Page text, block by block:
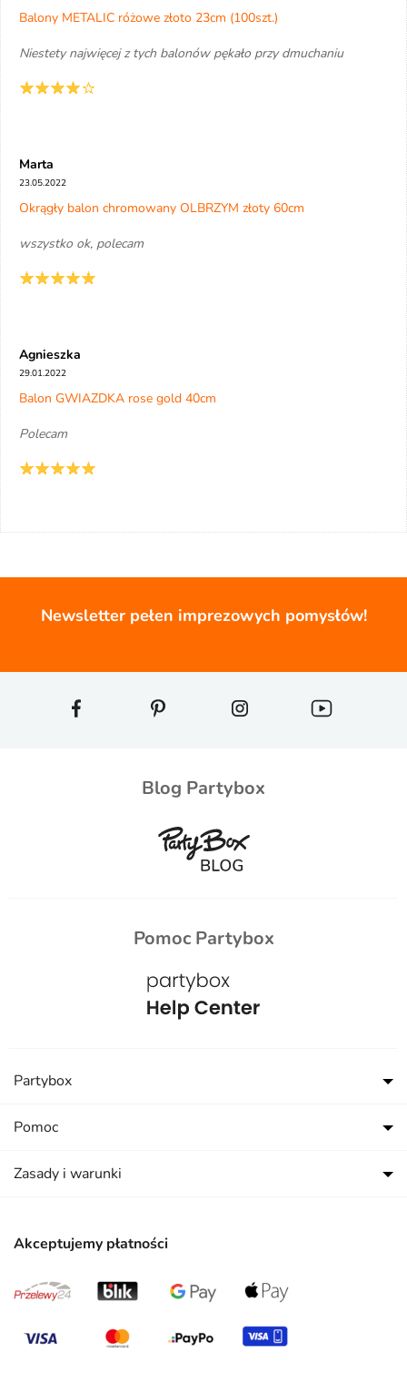
Balony METALIC różowe złoto 23cm (100szt.)
Niestety najwięcej z tych balonów pękało przy dmuchaniu
Marta
23.05.2022
Okrągły balon chromowany OLBRZYM złoty 60cm
wszystko ok, polecam
Agnieszka
29.01.2022
Balon GWIAZDKA rose gold 40cm
Polecam
Newsletter pełen imprezowych pomysłów!
Blog Partybox
Pomoc Partybox
Akceptujemy płatności
Partybox
Pomoc
Zasady i warunki